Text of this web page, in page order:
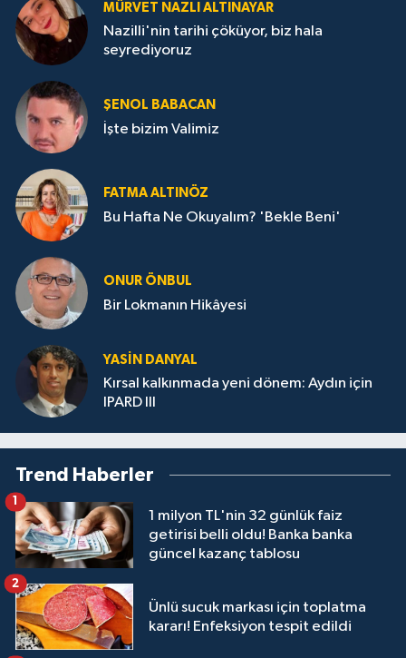
MÜRVET NAZLI ALTINAYAR
Nazilli'nin tarihi çöküyor, biz hala
seyrediyoruz
ŞENOL BABACAN
İşte bizim Valimiz
FATMA ALTINÖZ
Bu Hafta Ne Okuyalım? 'Bekle Beni'
ONUR ÖNBUL
Bir Lokmanın Hikâyesi
YASIN DANYAL
Kırsal kalkınmada yeni dönem: Aydın için
IPARD III
Trend Haberler
1 milyon TL'nin 32 günlük faiz
getirisi belli oldu! Banka banka
güncel kazanç tablosu
1
Ünlü sucuk markası için toplatma
kararı! Enfeksiyon tespit edildi
2